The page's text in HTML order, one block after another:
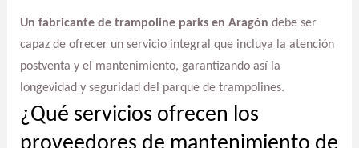
Un fabricante de trampoline parks en Aragón debe ser
capaz de ofrecer un servicio integral que incluya la atención
postventa y el mantenimiento, garantizando así la
longevidad y seguridad del parque de trampolines.
¿Qué servicios ofrecen los